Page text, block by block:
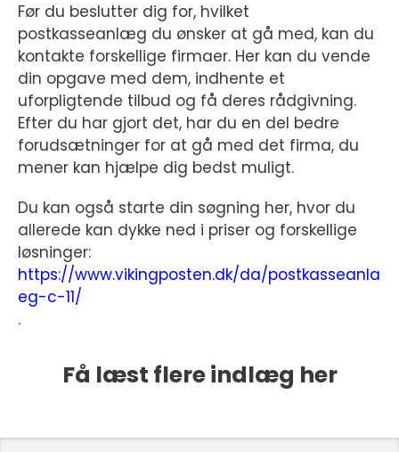
Før du beslutter dig for, hvilket
postkasseanlæg du ønsker at gå med, kan du
kontakte forskellige firmaer. Her kan du vende
din opgave med dem, indhente et
uforpligtende tilbud og få deres rådgivning.
Efter du har gjort det, har du en del bedre
forudsætninger for at gå med det firma, du
mener kan hjælpe dig bedst muligt.
Du kan også starte din søgning her, hvor du
allerede kan dykke ned i priser og forskellige
løsninger:
https://www.vikingposten.dk/da/postkasseanla
eg-c-11/
.
Få læst flere indlæg her